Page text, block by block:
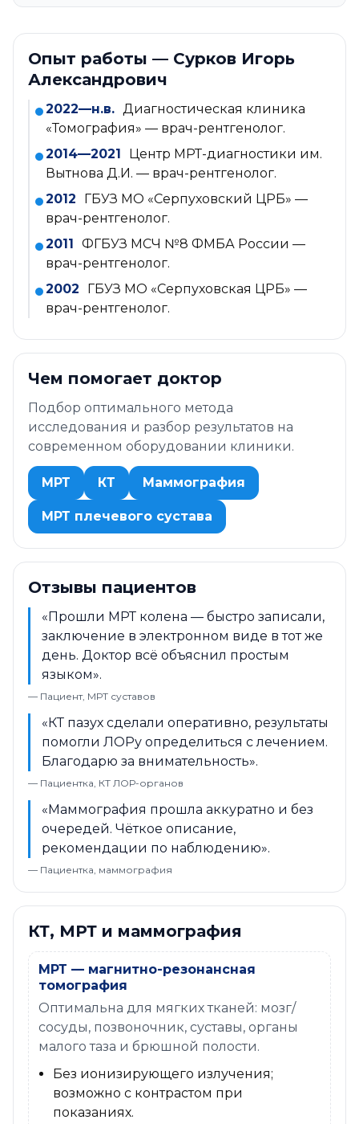
Опыт работы — Сурков Игорь
Александрович
2022—н.в. Диагностическая клиника
«Томография» — врач-рентгенолог.
2014—2021
Центр МРТ-диагностики им.
Вытнова Д.И. — врач-рентгенолог.
2012
ГБУЗ МО «Серпуховский ЦРБ» —
врач-рентгенолог.
2011 ФГБУЗ МСЧ №8 ФМБА России —
врач-рентгенолог.
2002
ГБУЗ МО «Серпуховская ЦРБ» —
врач-рентгенолог.
Чем помогает доктор
Подбор оптимального метода
исследования и разбор результатов на
современном оборудовании клиники.
МРТ КТ Маммография
МРТ плечевого сустава
Отзывы пациентов
«Прошли МРТ колена — быстро записали,
заключение в электронном виде в тот же
день. Доктор всё объяснил простым
языком».
— Пациент, МРТ суставов
«КТ пазух сделали оперативно, результаты
помогли ЛОРу определиться с лечением.
Благодарю за внимательность».
— Пациентка, КТ ЛОР-органов
«Маммография прошла аккуратно и без
очередей. Чёткое описание,
рекомендации по наблюдению».
— Пациентка, маммография
КТ, МРТ и маммография
МРТ — магнитно-резонансная
томография
Оптимальна для мягких тканей: мозг/
сосуды, позвоночник, суставы, органы
малого таза и брюшной полости.
Без ионизирующего излучения;
возможно с контрастом при
показаниях.